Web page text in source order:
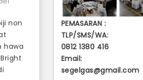
non
hawa
PEMASARAN :
TLP/SMS/WA:
0812 1380 416
Email:
segelgas@gmail.com